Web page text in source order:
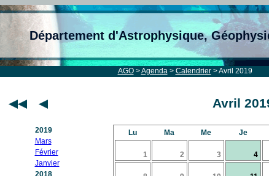
Département d'Astrophysique,
AGO>Agenda> Calendrier> Avril 2019
Avril
2019
Mars
Février
Janvier
2018
Lu Ma Me Je
1 2 3 4